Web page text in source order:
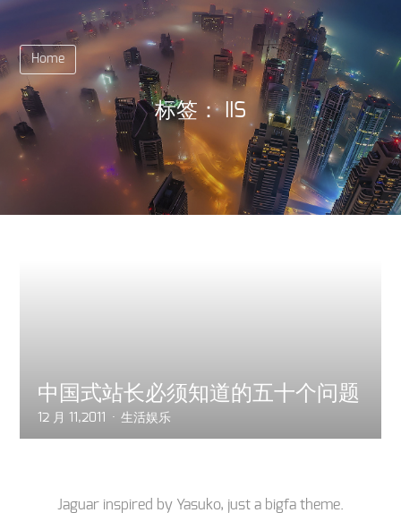
Home
标签： IIS
中国式站长必须知道的五十个问题
12 月 11,2011 生活娱乐
Jaguar inspired by Yasuko, just a bigfa theme.